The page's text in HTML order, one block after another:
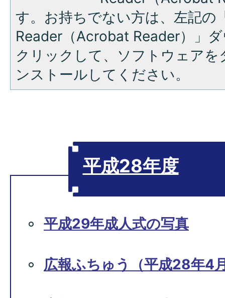
す。お持ちでない方は、左記の
Reader（Acrobat Reader）」
クリックして、ソフトウェア
ンストールしてください。
平成28年度
平成29年成人式の写真
広報ふちゅう（平成28年4